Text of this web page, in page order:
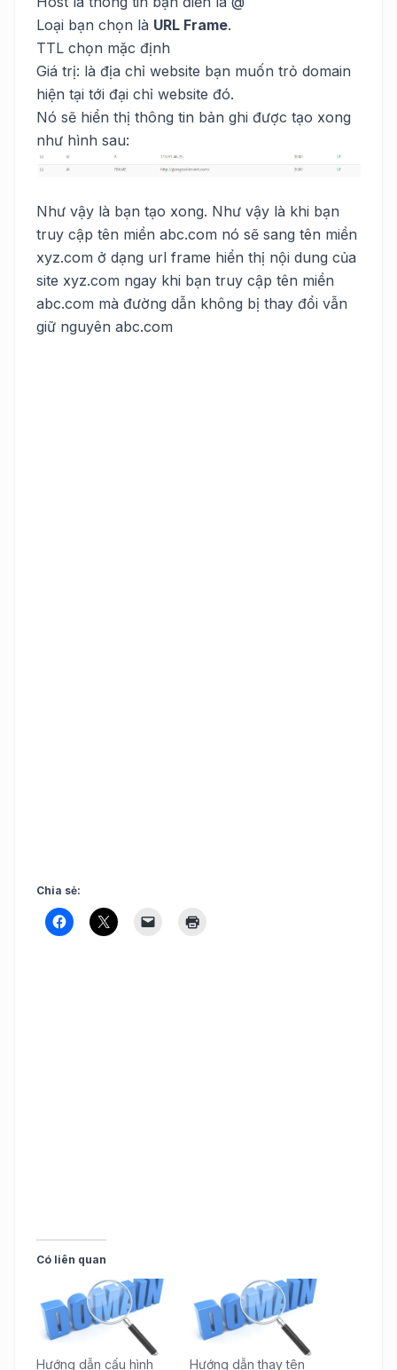
Loại bạn chọn là URL Frame.
TTL chọn mặc định
Giá trị: là địa chỉ website bạn muốn trỏ domain
hiện tại tới đại chỉ website đó.
Nó sẽ hiển thị thông tin bản ghi được tạo xong
như hình sau:
Như vậy là bạn tạo xong. Như vậy là khi bạn
truy cập tên miền abc.com nó sẽ sang tên miền
xyz.com ở dạng url frame hiển thị nội dung của
site xyz.com ngay khi bạn truy cập tên miền
abc.com mà đường dẫn không bị thay đổi vẫn
giữ nguyên abc.com
Chia sẻ:
Có liên quan
Hướng dẫn cấu hình Hướng dẫn thay tên